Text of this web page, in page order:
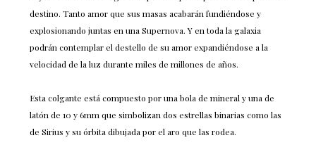
destino. Tanto amor que sus masas acabarán fundiéndose y
explosionando juntas en una Supernova. Y en toda la galaxia
podrán contemplar el destello de su amor expandiéndose a la
velocidad de la luz durante miles de millones de años.
Esta colgante está compuesto por una bola de mineral y una de
latón de 10 y 6mm que simbolizan dos estrellas binarias como las
de Sirius y su órbita dibujada por el aro que las rodea.